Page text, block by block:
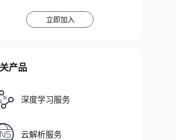
立即加入
产品
深度学习服务
云解析服务